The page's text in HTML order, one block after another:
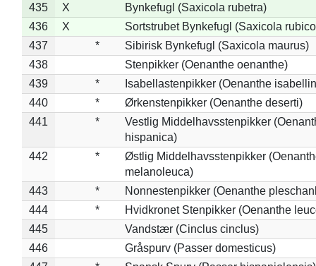
435
X
Bynkefugl (Saxicola rubetra)
436
X
Sortstrubet Bynkefugl (Saxicola
437
*
Sibirisk Bynkefugl (Saxicola maurus)
438
Stenpikker (Oenanthe oenanthe)
439
*
Isabellastenpikker (Oenanthe
440
*
Ørkenstenpikker (Oenanthe deserti)
441
*
Vestlig Middelhavsstenpikker
hispanica)
442
*
Østlig Middelhavsstenpikker
melanoleuca)
443
*
Nonnestenpikker (Oenanthe
444
*
Hvidkronet Stenpikker (Oenanthe
445
Vandstær (Cinclus cinclus)
446
Gråspurv (Passer domesticus)